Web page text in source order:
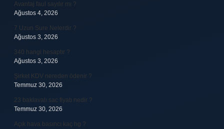
Avantaj faul sayılır mı ?
Ağustos 4, 2026
7 Uzun Sure Nelerdir ?
Ağustos 3, 2026
340 hangi hesaptır ?
Ağustos 3, 2026
Şirket KDV nereden ödenir ?
Temmuz 30, 2026
23 baklavalı sac fiyatı nedir ?
Temmuz 30, 2026
Açık hava basıncı kaç hg ?